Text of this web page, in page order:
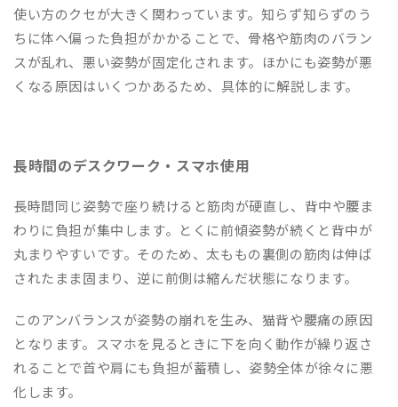
使い方のクセが大きく関わっています。知らず知らずのう
ちに体へ偏った負担がかかることで、骨格や筋肉のバラン
スが乱れ、悪い姿勢が固定化されます。ほかにも姿勢が悪
くなる原因はいくつかあるため、具体的に解説します。
長時間のデスクワーク・スマホ使用
長時間同じ姿勢で座り続けると筋肉が硬直し、背中や腰ま
わりに負担が集中します。とくに前傾姿勢が続くと背中が
丸まりやすいです。そのため、太ももの裏側の筋肉は伸ば
されたまま固まり、逆に前側は縮んだ状態になります。
このアンバランスが姿勢の崩れを生み、猫背や腰痛の原因
となります。スマホを見るときに下を向く動作が繰り返さ
れることで首や肩にも負担が蓄積し、姿勢全体が徐々に悪
化します。